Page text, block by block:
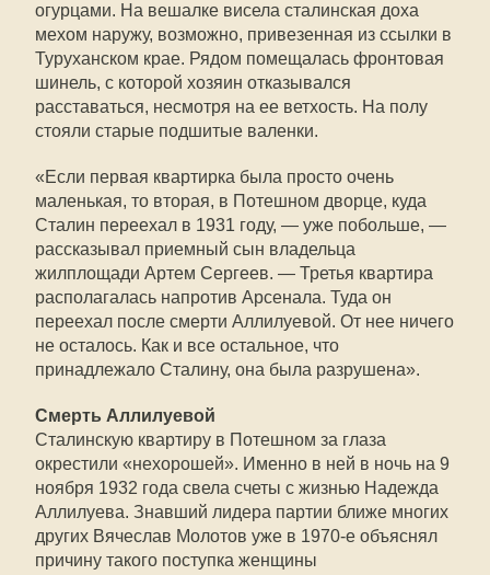
огурцами. На вешалке висела сталинская доха
мехом наружу, возможно, привезенная из ссылки в
Туруханском крае. Рядом помещалась фронтовая
шинель, с которой хозяин отказывался
расставаться, несмотря на ее ветхость. На полу
стояли старые подшитые валенки.
«Если первая квартирка была просто очень
маленькая, то вторая, в Потешном дворце, куда
Сталин переехал в 1931 году, — уже побольше, —
рассказывал приемный сын владельца
жилплощади Артем Сергеев. — Третья квартира
располагалась напротив Арсенала. Туда он
переехал после смерти Аллилуевой. От нее ничего
не осталось. Как и все остальное, что
принадлежало Сталину, она была разрушена».
Смерть Аллилуевой
Сталинскую квартиру в Потешном за глаза
окрестили «нехорошей». Именно в ней в ночь на 9
ноября 1932 года свела счеты с жизнью Надежда
Аллилуева. Знавший лидера партии ближе многих
других Вячеслав Молотов уже в 1970-е объяснял
причину такого поступка женщины